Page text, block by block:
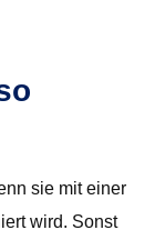
sie mit einer
wird. Sonst